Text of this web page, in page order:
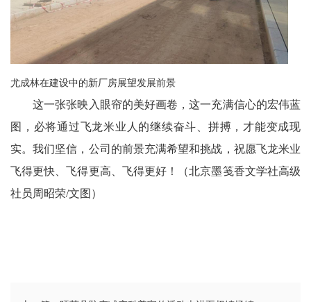
尤成林在建设中的新厂房展望发展前景
这一张张映入眼帘的美好画卷，这一充满信心的宏伟蓝
图，必将通过飞龙米业人的继续奋斗、拼搏，才能变成现
实。我们坚信，公司的前景充满希望和挑战，祝愿飞龙米业
飞得更快、飞得更高、飞得更好！（北京墨笺香文学社高级
社员周昭荣/文图）